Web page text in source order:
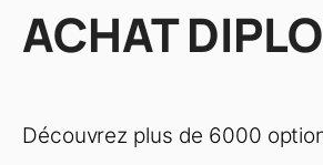
ACHAT
Découvrez plus de 6000